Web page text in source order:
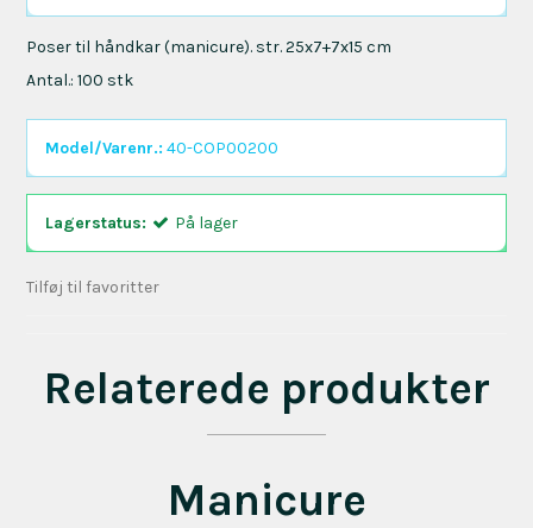
Poser til håndkar (manicure). str. 25x7+7x15 cm
Antal.: 100 stk
Model/Varenr.: 40-COP00200
Lagerstatus: På lager
Tilføj til favoritter
Relaterede produkter
Manicure